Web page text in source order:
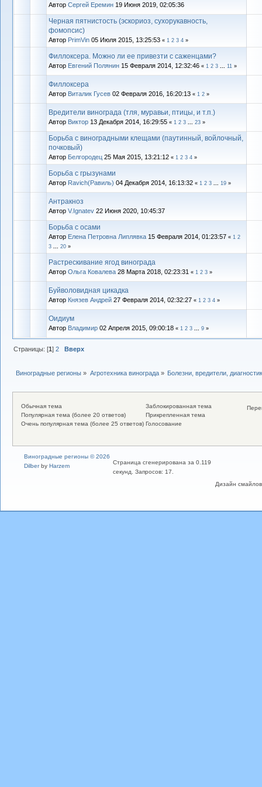
Автор Сергей Еремин 19 Июня 2019, 02:05:36
Черная пятнистость (эскориоз, сухорукавность,
фомопсис)
Автор PrimVin 05 Июля 2015, 13:25:53 « 1 2 3 4 »
Филлоксера. Можно ли ее привезти с саженцами?
Автор Евгений Полянин 15 Февраля 2014, 12:32:46 « 1 2 3 11 »
Филлоксера
Автор Виталик Гусев 02 Февраля 2016, 16:20:13 « 1 2 »
Вредители винограда (тля, муравьи, птицы, и т.п.)
Автор Виктор 13 Декабря 2014, 16:29:55 « 1 2 3 23 »
Борьба с виноградными клещами (паутинный, войлочный,
почковый)
Автор Белгородец 25 Мая 2015, 13:21:12 « 1 2 3 4 »
Борьба с грызунами
Автор Ravich(Равиль) 04 Декабря 2014, 16:13:32 « 1 2 3 19 »
Антракноз
Автор V.Ignatev 22 Июня 2020, 10:45:37
Борьба с осами
Автор Елена Петровна Липлявка 15 Февраля 2014, 01:23:57 « 1 2
3
20 »
Растрескивание ягод винограда
Автор Ольга Ковалева 28 Марта 2018, 02:23:31 « 1 2 3 »
Буйволовидная цикадка
Автор Князев Андрей 27 Февраля 2014, 02:32:27 « 1 2 3 4 »
Оидиум
Автор Владимиp 02 Апреля 2015, 09:00:18 « 1 2 3 9 »
Страницы: [1]2 Вверх
Виноградные регионы » Агротехника винограда» Болезни, вредители,
Обычная тема
Популярная тема (более 20 ответов)
Очень популярная тема (более 25 ответов)
Заблокированная тема
Прикрепленная тема
Голосование
Дизайн
Виноградные регионы © 2026
Dilberby Harzem
Страница сгенерирована за 0.119
секунд. Запросов: 17.